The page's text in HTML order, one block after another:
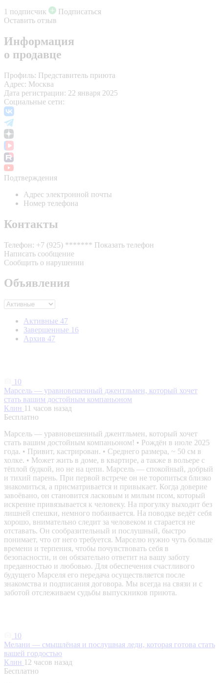
1 подписчик
Подписаться
Оставить отзыв
Информация
о продавце
Профиль: Представитель приюта
Адрес: Москва
Дата регистрации: 22 января 2025
Социальные сети:
Подтверждения
Адрес электронной почты
Номер телефона
Контакты
Телефон: +7 (925) ******* Показать телефон
Написать сообщение
Сообщить о нарушении
Объявления
Активные 47
Завершенные 16
Архив 47
10
Марсель — уравновешенный джентльмен, который хочет
стать вашим достойным компаньоном
Клин 11 часов назад
Бесплатно
Марсель — уравновешенный джентльмен, который хочет
стать вашим достойным компаньоном! • Рождён в июле 2025
года. • Привит, кастрирован. • Среднего размера, ~ 50 см в
холке. • Может жить в доме, в квартире, а также в вольере с
тёплой будкой, но не на цепи. Марсель — спокойный, добрый
и тихий парень. При первой встрече он не торопиться близко
знакомиться, а присматривается и привыкает. Когда доверие
завоёвано, он становится ласковым и милым псом, который
искренне привязывается к человеку. На прогулку выходит без
лишней спешки, немного побаивается. На поводке ведёт себя
хорошо, внимательно следит за человеком и старается не
отставать. Он сообразительный и послушный, быстро
понимает, что от него требуется. Марселю нужно чуть больше
времени и терпения, чтобы почувствовать себя в
безопасности, и он обязательно ответит на вашу заботу
преданностью и любовью. Для обеспечения счастливого
будущего Марселя его передача осуществляется после
знакомства и подписания договора. Мы всегда на связи и с
заботой отслеживаем судьбы выпускников приюта.
10
Мелани — смышлёная и послушная леди, которая готова стать
вашей гордостью
Клин 12 часов назад
Бесплатно